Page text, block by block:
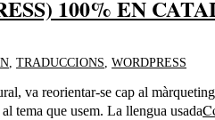
100% EN
TRADUCCIONS WORDPRESS
va reorientar-se cap al
tema que usem. La llengua usada